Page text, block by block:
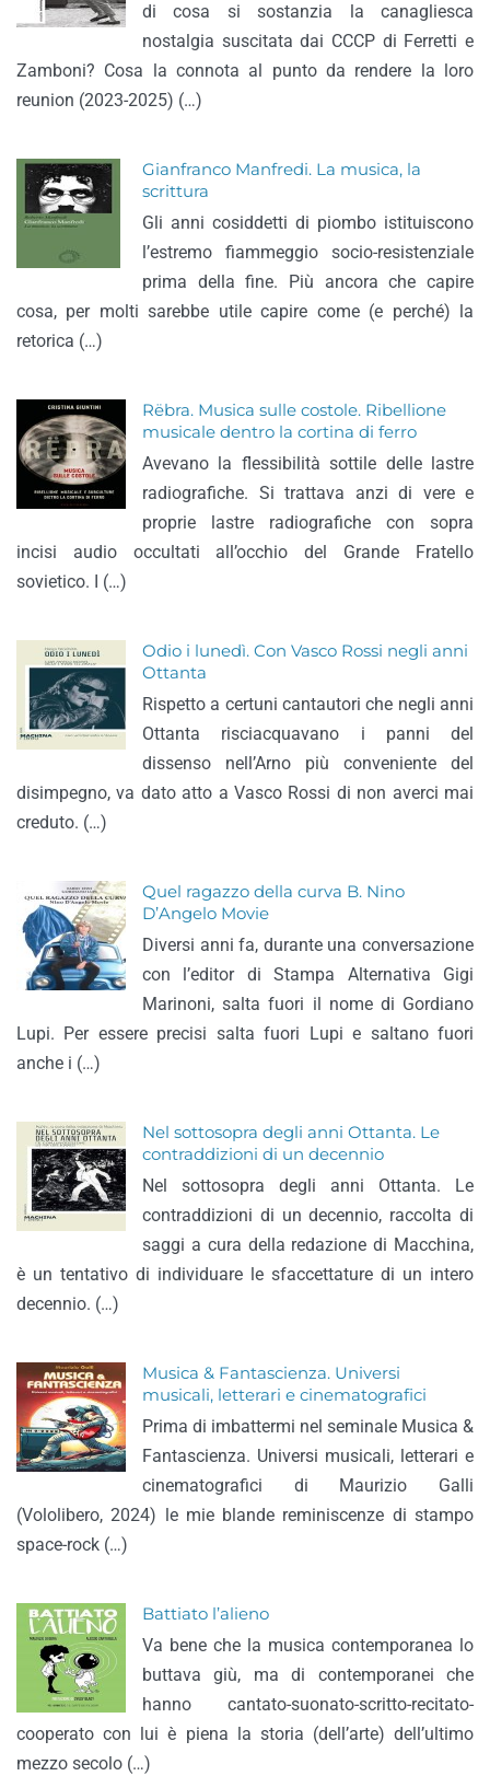
di cosa si sostanzia la canagliesca
nostalgia suscitata dai CCCP di Ferretti e
Zamboni? Cosa la connota al punto da rendere la loro
reunion (2023-2025) (…)
Gianfranco Manfredi. La musica, la
scrittura
Gli anni cosiddetti di piombo istituiscono
l’estremo fiammeggio socio-resistenziale
prima della fine. Più ancora che capire
cosa, per molti sarebbe utile capire come (e perché) la
retorica (…)
Rëbra. Musica sulle costole. Ribellione
musicale dentro la cortina di ferro
Avevano la flessibilità sottile delle lastre
radiografiche. Si trattava anzi di vere e
proprie lastre radiografiche con sopra
incisi audio occultati all’occhio del Grande Fratello
sovietico. I (…)
Odio i lunedì. Con Vasco Rossi negli anni
Ottanta
Rispetto a certuni cantautori che negli anni
Ottanta risciacquavano i panni del
dissenso nell’Arno più conveniente del
disimpegno, va dato atto a Vasco Rossi di non averci mai
creduto. (…)
Quel ragazzo della curva B. Nino
D’Angelo Movie
Diversi anni fa, durante una conversazione
con l’editor di Stampa Alternativa Gigi
Marinoni, salta fuori il nome di Gordiano
Lupi. Per essere precisi salta fuori Lupi e saltano fuori
anche i (…)
Nel sottosopra degli anni Ottanta. Le
contraddizioni di un decennio
Nel sottosopra degli anni Ottanta. Le
contraddizioni di un decennio, raccolta di
saggi a cura della redazione di Macchina,
è un tentativo di individuare le sfaccettature di un intero
decennio. (…)
Musica & Fantascienza. Universi
musicali, letterari e cinematografici
Prima di imbattermi nel seminale Musica &
Fantascienza. Universi musicali, letterari e
cinematografici di Maurizio Galli
(Vololibero, 2024) le mie blande reminiscenze di stampo
space-rock (…)
Battiato l’alieno
Va bene che la musica contemporanea lo
buttava giù, ma di contemporanei che
hanno cantato-suonato-scritto-recitato-
cooperato con lui è piena la storia (dell’arte) dell’ultimo
mezzo secolo (…)